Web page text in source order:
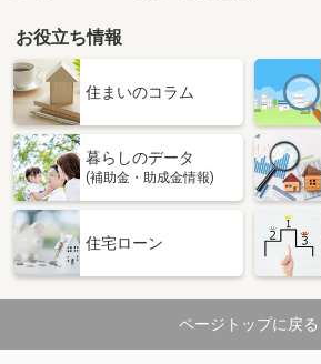
宮城県仙台市青葉区荒巻本沢３
価 格
3.70万円
宮城県仙台市青
専有面積 26m²
間取り
宮城県遠田郡涌谷町字渋江
住 所
宮城県遠田郡涌
専有面積 57.64m²
間取り
2LDK
お役立ち情報
住まいのコラム
暮らしのデータ
(補助金・助成金情報)
住宅ローン
ページトップに戻る